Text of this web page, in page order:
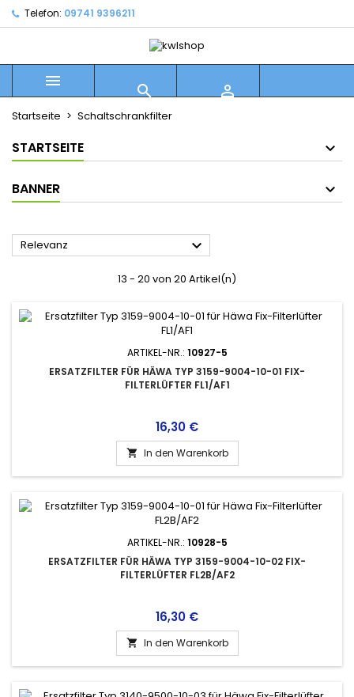
Telefon: 09741 9396211
  
Startseite Schaltschrankfilter
STARTSEITE
BANNER
Relevanz 
13 - 20 von 20 Artikel(n)
ARTIKEL-NR.: 10927-5
ERSATZFILTER FÜR HÄWA TYP 3159-9004-10-01 FIX-
FILTERLÜFTER FL1/AF1
Preis
16,30 €
 In den Warenkorb
ARTIKEL-NR.: 10928-5
ERSATZFILTER FÜR HÄWA TYP 3159-9004-10-02 FIX-
FILTERLÜFTER FL2B/AF2
Preis
16,30 €
 In den Warenkorb